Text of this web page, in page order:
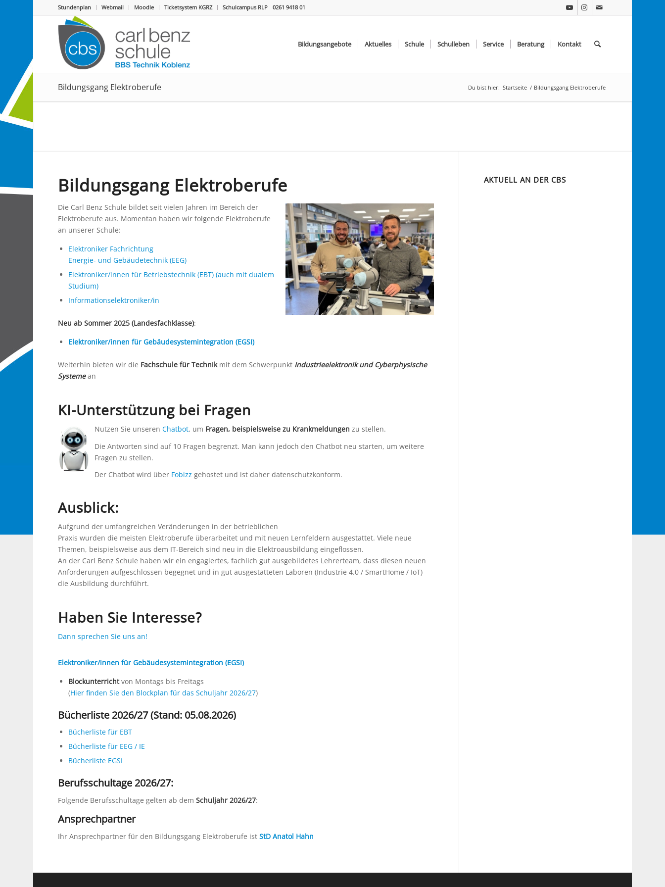
Stundenplan Webmail Moodle Ticketsystem KGRZ Schulcampus RLP 0261 9418 01
Bildungsangebote Aktuelles Schule Schulleben Service Beratung Kontakt
Bildungsgang Elektroberufe Du bist hier: Startseite / Bildungsgang Elektroberufe
Bildungsgang Elektroberufe
Die Carl Benz Schule bildet seit vielen Jahren im Bereich der
Elektroberufe aus. Momentan haben wir folgende Elektroberufe
an unserer Schule:
Elektroniker Fachrichtung
Energie- und Gebäudetechnik (EEG)
Elektroniker/innen für Betriebstechnik (EBT) (auch mit dualem
Studium)
Informationselektroniker/in
Neu ab Sommer 2025 (Landesfachklasse):
Elektroniker/innen für Gebäudesystemintegration (EGSI)
Weiterhin bieten wir die Fachschule für Technikmit dem Schwerpunkt Industrieelektronik und Cyberphysische
Systemean
KI-Unterstützung bei Fragen
Nutzen Sie unserenChatbot, um Fragen, beispielsweise zu Krankmeldungen zu stellen.
Die Antworten sind auf 10 Fragen begrenzt. Man kann jedoch den Chatbot neu starten, um weitere
Fragen zu stellen.
Der Chatbot wird über Fobizz gehostet und ist daher datenschutzkonform.
Ausblick:
Aufgrund der umfangreichen Veränderungen in der betrieblichen
Praxis wurden die meisten Elektroberufe überarbeitet und mit neuen Lernfeldern ausgestattet. Viele neue
Themen, beispielsweise aus dem IT-Bereich sind neu in die Elektroausbildung eingeflossen.
An der Carl Benz Schule haben wir ein engagiertes, fachlich gut ausgebildetes Lehrerteam, dass diesen neuen
Anforderungen aufgeschlossen begegnet und in gut ausgestatteten Laboren (Industrie 4.0 / SmartHome / IoT)
die Ausbildung durchführt.
Haben Sie Interesse?
Dann sprechen Sie uns an!
Elektroniker/innen für Gebäudesystemintegration (EGSI)
Blockunterrichtvon Montags bis Freitags
(Hier finden Sie den Blockplan für das Schuljahr 2026/27)
Bücherliste 2026/27 (Stand: 05.08.2026)
Bücherliste für EBT
Bücherliste für EEG / IE
Bücherliste EGSI
Berufsschultage 2026/27:
Folgende Berufsschultage gelten ab dem Schuljahr 2026/27:
Ansprechpartner
Ihr Ansprechpartner für den Bildungsgang Elektroberufe istStD Anatol Hahn
AKTUELL AN DER CBS